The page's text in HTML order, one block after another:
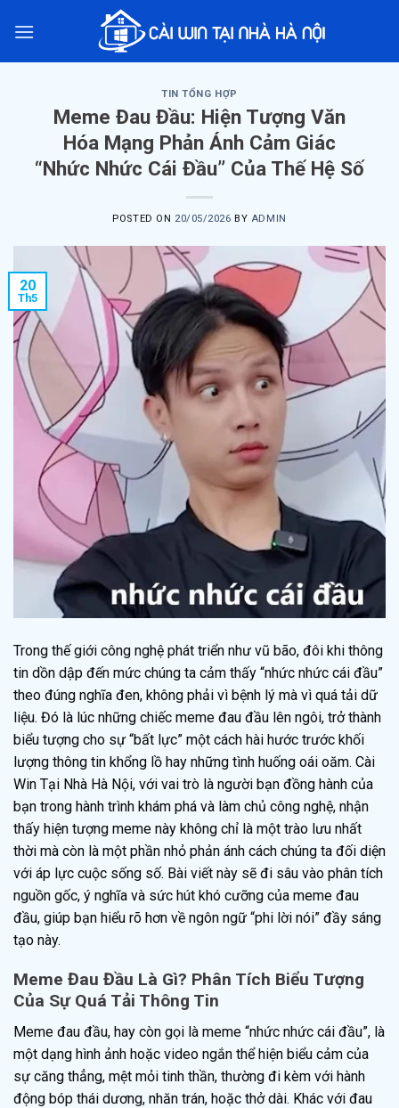
TIN TỔNG HỢP
Meme Đau Đầu: Hiện Tượng Văn
Hóa Mạng Phản Ánh Cảm Giác
“Nhức Nhức Cái Đầu” Của Thế Hệ Số
POSTED ON 20/05/2026 BY ADMIN
20
Th5
Trong thế giới công nghệ phát triển như vũ bão, đôi khi thông
tin dồn dập đến mức chúng ta cảm thấy “nhức nhức cái đầu”
theo đúng nghĩa đen, không phải vì bệnh lý mà vì quá tải dữ
liệu. Đó là lúc những chiếc meme đau đầu lên ngôi, trở thành
biểu tượng cho sự “bất lực” một cách hài hước trước khối
lượng thông tin khổng lồ hay những tình huống oái oăm. Cài
Win Tại Nhà Hà Nội, với vai trò là người bạn đồng hành của
bạn trong hành trình khám phá và làm chủ công nghệ, nhận
thấy hiện tượng meme này không chỉ là một trào lưu nhất
thời mà còn là một phần nhỏ phản ánh cách chúng ta đối diện
với áp lực cuộc sống số. Bài viết này sẽ đi sâu vào phân tích
nguồn gốc, ý nghĩa và sức hút khó cưỡng của meme đau
đầu, giúp bạn hiểu rõ hơn về ngôn ngữ “phi lời nói” đầy sáng
tạo này.
Meme Đau Đầu Là Gì? Phân Tích Biểu Tượng
Của Sự Quá Tải Thông Tin
Meme đau đầu, hay còn gọi là meme “nhức nhức cái đầu”, là
một dạng hình ảnh hoặc video ngắn thể hiện biểu cảm của
sự căng thẳng, mệt mỏi tinh thần, thường đi kèm với hành
động bóp thái dương, nhăn trán, hoặc thở dài. Khác với đau